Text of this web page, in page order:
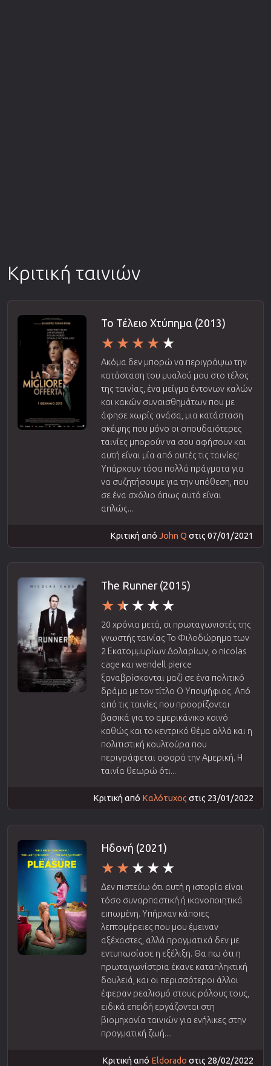
Κριτική ταινιών
Το Τέλειο Χτύπημα (2013)
Ακόμα δεν μπορώ να περιγράψω την
κατάσταση του μυαλού μου στο τέλος
της ταινίας, ένα μείγμα έντονων καλών
και κακών συναισθημάτων που με
άφησε χωρίς ανάσα, μια κατάσταση
σκέψης που μόνο οι σπουδαιότερες
ταινίες μπορούν να σου αφήσουν και
αυτή είναι μία από αυτές τις ταινίες!
Υπάρχουν τόσα πολλά πράγματα για
να συζητήσουμε για την υπόθεση, που
σε ένα σχόλιο όπως αυτό είναι
απλώς...
Κριτική από John Q στις 07/01/2021
The Runner (2015)
20 χρόνια μετά, οι πρωταγωνιστές της
γνωστής ταινίας Το Φιλοδώρημα των
2 Εκατομμυρίων Δολαρίων, ο nicolas
cage και wendell pierce
ξαναβρίσκονται μαζί σε ένα πολιτικό
δράμα με τον τίτλο Ο Υποψήφιος. Από
από τις ταινίες που προορίζονται
βασικά για το αμερικάνικο κοινό
καθώς και το κεντρικό θέμα αλλά και η
πολιτιστική κουλτούρα που
περιγράφεται αφορά την Αμερική. Η
ταινία θεωρώ ότι...
Κριτική από Καλότυχος στις 23/01/2022
Ηδονή (2021)
Δεν πιστεύω ότι αυτή η ιστορία είναι
τόσο συναρπαστική ή ικανοποιητικά
ειπωμένη. Υπήρχαν κάποιες
λεπτομέρειες που μου έμειναν
αξέχαστες, αλλά πραγματικά δεν με
εντυπωσίασε η εξέλιξη. Θα πω ότι η
πρωταγωνίστρια έκανε καταπληκτική
δουλειά, και οι περισσότεροι άλλοι
έφεραν ρεαλισμό στους ρόλους τους,
ειδικά επειδή εργάζονται στη
βιομηχανία ταινιών για ενήλικες στην
πραγματική ζωή....
Κριτική από Eldorado στις 28/02/2022